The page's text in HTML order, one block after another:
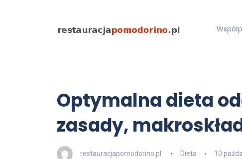
Optymalna dieta
zasady,
restauracjapomodorino.pl Dieta 10